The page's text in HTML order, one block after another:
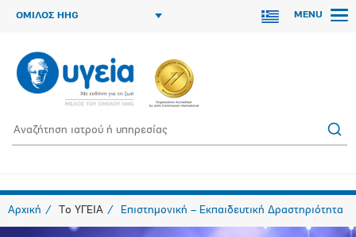
ΟΜΙΛΟΣ HHG MENU
Αρχική Το ΥΓΕΙΑ Επιστημονική – Εκπαιδευτική Δραστηριότητα